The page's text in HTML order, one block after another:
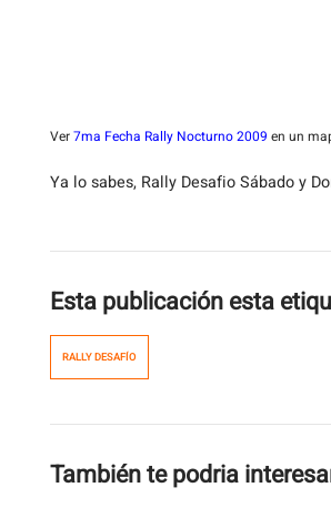
Ver7ma Fecha Rally Nocturno 2009 en un
Ya lo sabes, Rally Desafio Sábado y
Esta publicación esta
RALLY DESAFÍO
También te podria